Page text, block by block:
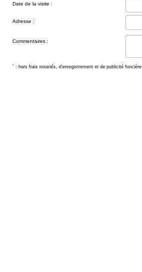
Date de la visite :
Adresse :
Commentaires :
* : hors frais notariés, d'enregistrement et de publicité foncière